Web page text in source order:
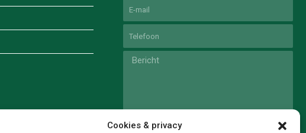
Cookies & privacy
Untitled